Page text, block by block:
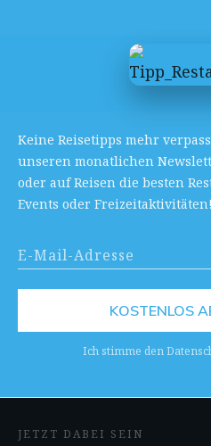
Keine Reisetipps mehr
unseren monatlichen
oder auf Reisen die besten
Events oder Freizeitaktivitäten!
KOSTENLOS
Ich stimme den
JETZT DABEI SEIN